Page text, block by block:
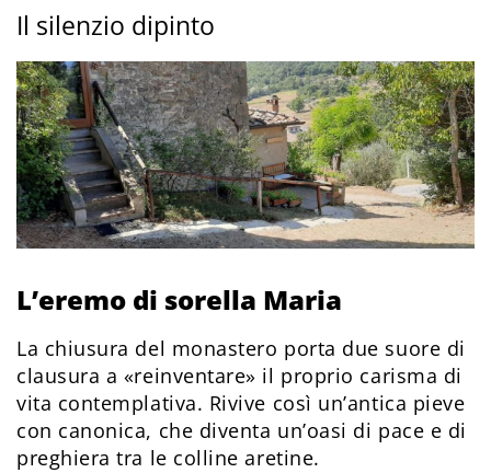
Il silenzio dipinto
L’eremo di sorella Maria
La chiusura del monastero porta due suore di
clausura a «reinventare» il proprio carisma di
vita contemplativa. Rivive così un’antica pieve
con canonica, che diventa un’oasi di pace e di
preghiera tra le colline aretine.